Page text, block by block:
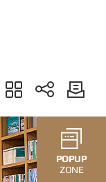
POPUP
ZONE